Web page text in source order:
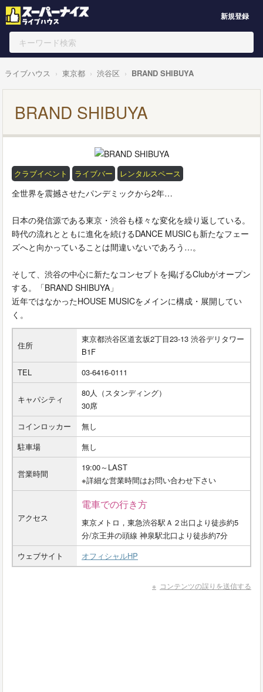
新規登録
ライブハウス 東京都 渋谷区 BRAND SHIBUYA
BRAND SHIBUYA
クラブイベント ライブバー レンタルスペース
全世界を震撼させたパンデミックから2年…
日本の発信源である東京・渋谷も様々な変化を繰り返している。
時代の流れとともに進化を続けるDANCE MUSICも新たなフェー
ズへと向かっていることは間違いないであろう…。
そして、渋谷の中心に新たなコンセプトを掲げるClubがオープン
する。「BRAND SHIBUYA」
近年ではなかったHOUSE MUSICをメインに構成・展開してい
く。
住所
東京都渋谷区道玄坂2丁目23-13 渋谷デリタワー
B1F
TEL
03-6416-0111
キャパシティ
80人（スタンディング）
30席
コインロッカー
無し
駐車場
無し
営業時間
19:00～LAST
※詳細な営業時間はお問い合わせ下さい
アクセス
電車での行き方
東京メトロ，東急渋谷駅Ａ２出口より徒歩約5
分/京王井の頭線 神泉駅北口より徒歩約7分
ウェブサイト
オフィシャルHP
コンテンツの誤りを送信する